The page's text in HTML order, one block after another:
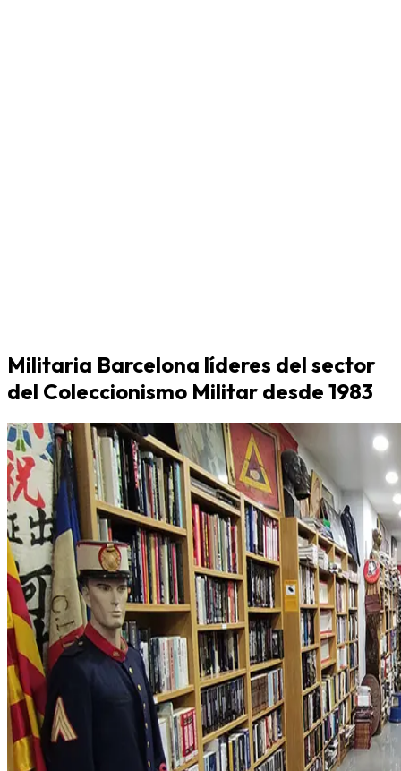
Militaria Barcelona líderes del sector
del Coleccionismo Militar desde 1983